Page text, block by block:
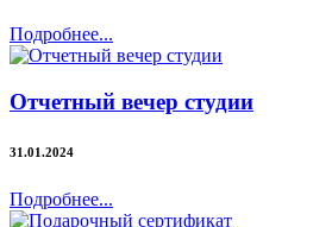
Подробнее...
Отчетный вечер студии
31.01.2024
Подробнее...